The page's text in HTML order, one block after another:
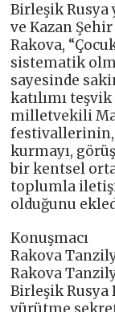
Birleşik
ve Kazan
Rakova,
sistematik
sayesinde
katılımı
milletvekili
kurmayı,
bir kentsel
toplumla
olduğunu
Konuşmacı
Rakova
Rakova
Birleşik Rusya